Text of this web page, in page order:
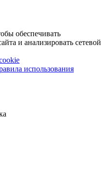
обеспечивать
и анализировать сетевой
использования